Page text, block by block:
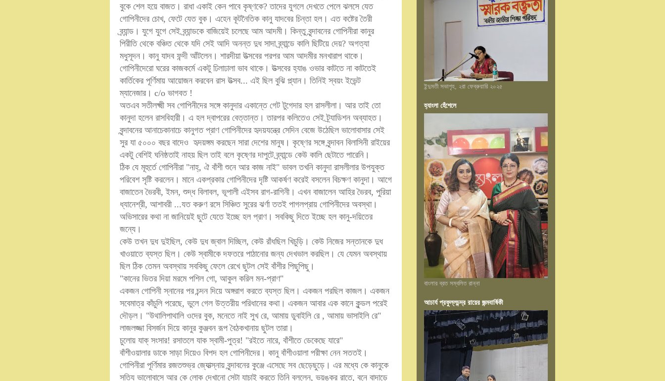
বুকে শেল হয়ে বাজত। রাধা একাই কেন পাবে কৃষ্ণকে? তাদের যুগলে দেখতে পেলে ঝলসে যেত
গোপিনীদের চোখ, ফেটে যেত বুক। এহেন কূটনৈতিক কানু যাদবের চিন্তা হল। এত কষ্টের তৈরী
ব্র্যান্ড। যুগে যুগে সেই ব্র্যান্ডকে বাজিয়েই চলেছে আম আদমী। কিন্তু বৃন্দাবনের গোপিনীরা কানুর
পিরীতি থেকে বঞ্চিত থেকে যদি সেই আদি অনন্ত দুধ সাদা ব্র্যান্ডে কালি ছিটিয়ে দেয়? অগত্যা
মধুসূদন। কানু যাদব ফন্দী আঁটলেন। শারদীয়া উত্সবের পরপর আম আদমীর মনখারাপ থাকে।
গোপিনীদেরো ঘরের কাজকর্মে একটু ঢিলাঢালা ভাব থাকে। উত্সবের হ্যাঙ ওভার কাটতে না কাটতেই
কার্তিকের পূর্ণিমায় আয়োজন করবেন রাস উত্সব... এই ছিল বুঝি প্ল্যান। তিনিই স্বয়ং ইভেন্ট
ম্যানেজার। c/o ভাগবত !
অতএব সতীলক্ষ্মী সব গোপিনীদের সঙ্গে কানুদার একান্তে গেট টুগেদার হল রাসলীলা। আর তাই তো
কানুদা হলেন রাসবিহারী। এ হল দ্বাপরের বেত্তান্ত। তারপর কলিতেও সেই ট্র্যাডিশন অব্যাহত।
বৃন্দাবনের আনাচেকানাচে কানুগত প্রাণ গোপিনীদের হৃদয়যন্ত্রে সেদিন বেজে উঠেছিল ভালোবাসার সেই
সুর যা ৫০০০ বছর বাদেও হৃদয়ঙ্গম করছেন সারা দেশের মানুষ। কৃষ্ণের সঙ্গে বৃন্দাবন বিলাসিনী রাইয়ের
একটু বেশিই ঘনিষ্ঠতাই নাহয় ছিল তাই বলে কৃষ্ণের দাপুটে ব্র্যান্ডে কেউ কালি ছেটাতে পারেনি।
ঠিক যে মূহুর্তে গোপিনীরা "নাহ্‌, ঐ বাঁশী শুনে আর কাজ নাই" ভাবল তখনি কানুদা রাসলীলার উপযুক্ত
পরিবেশ সৃষ্টি করলেন। মানে একপ্রকার গোপিনীদের দৃষ্টি আকর্ষণ করেই বসলেন বিচক্ষণ কানুদা। আগে
বাজাতেন ভৈরবী, ইমন, শুদ্ধ বিলাবল, ভূপালী এইসব রাগ-রাগিনী। এখন বাজালেন আহির ভৈরব, পুরিয়া
ধ্যানেশ্রী, আশাবরী ...যত করুণ রসে সিঞ্চিত সুরের ঝর্ণা তত‌ই পাগলপ্রায় গোপিনীদের অবস্থা।
অভিসারের কথা না জানিয়েই ছুটে যেতে ইচ্ছে হল প্রাণ। সবকিছু দিতে ইচ্ছে হল কানু-দয়িতের
জন্যে।
কেউ তখন দুধ দুইছিল, কেউ দুধ জ্বাল দিচ্ছিল, কেউ রাঁধছিল খিচুড়ি। কেউ নিজের সন্তানকে দুধ
খাওয়াতে ব্যস্ত ছিল। কেউ স্বামীকে দফতরে পাঠানোর জন্য দেখভাল করছিল। যে যেমন অবস্থায়
ছিল ঠিক তেমন অবস্থায় সবকিছু ফেলে রেখে ছুটল সেই বাঁশীর পিছুপিছু।
"কানের ভিতর দিয়া মরমে পশিল গো, আকুল করিল মন-প্রাণ"
একজন গোপিনী স্নানের পর চন্দন দিয়ে অঙ্গরাগ করতে ব্যস্ত ছিল। একজন পরছিল কাজল। একজন
সবেমাত্র কাঁচুলি পরেছে, ভুলে গেল উত্তরীয় পরিধানের কথা। একজন আবার এক কানে কুন্ডল পরেই
দৌড়ল। "উথালিপাথালি ওদের বুক, মনেতে নাই সুখ রে, আমায় ডুবাইলি রে , আমায় ভাসাইলি রে"
লাজলজ্জা বিসর্জন দিয়ে কানুর কুঞ্জবন রূপ বৈঠকখানায় ছুটল তারা।
চুলোয় যাক্‌ সংসার! রসাতলে যাক স্বামী-পুত্র! "রইতে নারে, বাঁশীতে ডেকেছে যারে"
বাঁশীওয়ালার ডাকে সাড়া দিয়েও বিপদ হল গোপিনীদের। কানু বাঁশীওয়ালা পরীক্ষা নেন সতত‌ই।
গোপিনীরা পূর্ণিমার রজতশুভ্র জ্যোত্স্নায় বৃন্দাবনের কুঞ্জে এসেছে সব ছেড়েছুড়ে। এর মধ্যে কে কানুকে
সত্যি ভালোবাসে আর কে লোক দেখানো সেটা যাচাই করতে তিনি বললেন, ভয়ঙ্কর রাতে, বনে বাদাড়ে
ইন্দুমতী সভাগৃহ, ২রা ফেব্রুয়ারি ২০২৫
হ্যাংলা হেঁশেলে
বাংলার ব্রত সম্বলিত রান্না
আচার্য প্রফুল্লচন্দ্র রায়ের জন্মবার্ষিকী